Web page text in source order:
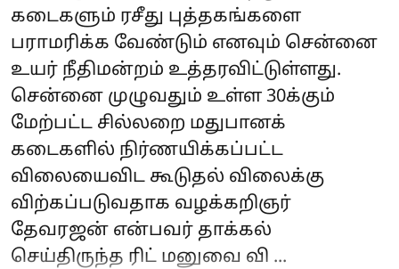
கடைகளும் ரசீது புத்தகங்களை
பராமரிக்க வேண்டும் எனவும் சென்னை
உயர் நீதிமன்றம் உத்தரவிட்டுள்ளது.
சென்னை முழுவதும் உள்ள 30க்கும்
மேற்பட்ட சில்லறை மதுபானக்
கடைகளில் நிர்ணயிக்கப்பட்ட
விலையைவிட கூடுதல் விலைக்கு
விற்கப்படுவதாக வழக்கறிஞர்
தேவரஜன் என்பவர் தாக்கல்
செய்திருந்த ரிட் மனுவை வி ...